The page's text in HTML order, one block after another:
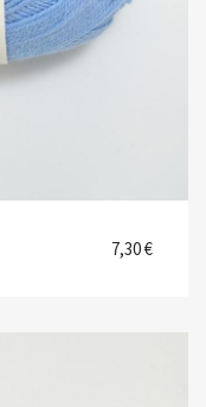
7,30 €